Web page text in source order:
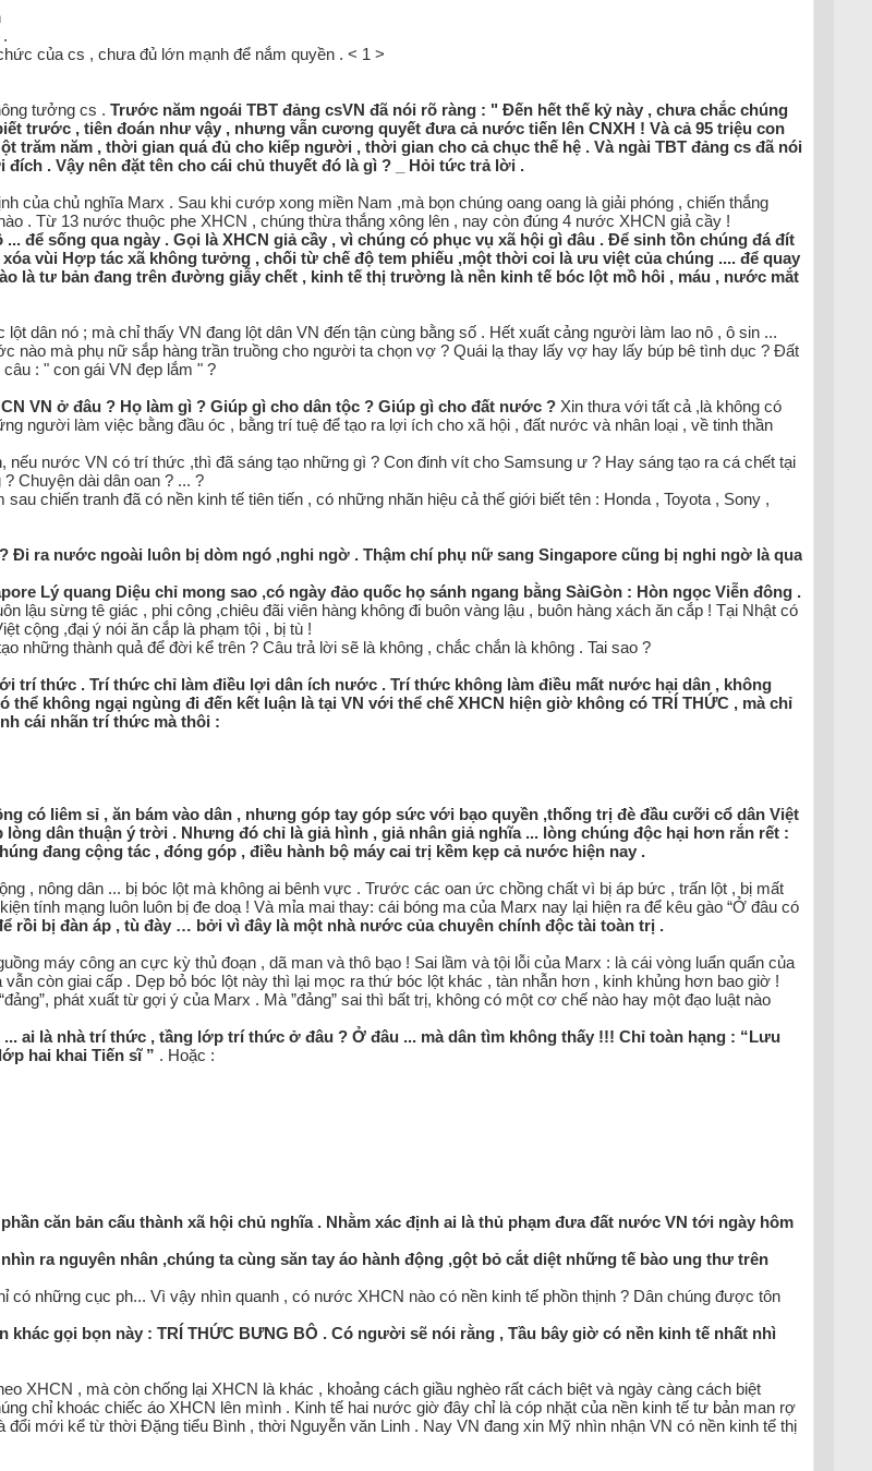
của cs , chưa đủ lớn mạnh để nắm quyền . < 1 >
tưởng cs . Trước năm ngoái TBT đảng csVN đã nói rõ ràng : " Đến hết thế kỷ này , chưa chắc chúng
trước , tiên đoán như vậy , nhưng vẫn cương quyết đưa cả nước tiến lên CNXH ! Và cả 95 triệu con
trăm năm , thời gian quá đủ cho kiếp người , thời gian cho cả chục thế hệ . Và ngài TBT đảng cs đã nói
. Vậy nên đặt tên cho cái chủ thuyết đó là gì ? _ Hỏi tức trả lời .
của chủ nghĩa Marx . Sau khi cướp xong miền Nam ,mà bọn chúng oang oang là giải phóng , chiến thắng
. Từ 13 nước thuộc phe XHCN , chúng thừa thắng xông lên , nay còn đúng 4 nước XHCN giả cầy !
để sống qua ngày . Gọi là XHCN giả cầy , vì chúng có phục vụ xã hội gì đâu . Để sinh tồn chúng đá đít
vùi Hợp tác xã không tưởng , chối từ chế độ tem phiếu ,một thời coi là ưu việt của chúng .... để quay
là tư bản đang trên đường giẫy chết , kinh tế thị trường là nền kinh tế bóc lột mồ hôi , máu , nước mắt
dân nó ; mà chỉ thấy VN đang lột dân VN đến tận cùng bằng số . Hết xuất cảng người làm lao nô , ô sin ...
nào mà phụ nữ sắp hàng trần truồng cho người ta chọn vợ ? Quái lạ thay lấy vợ hay lấy búp bê tình dục ? Đất
: " con gái VN đẹp lắm " ?
VN ở đâu ? Họ làm gì ? Giúp gì cho dân tộc ? Giúp gì cho đất nước ? Xin thưa với tất cả ,là không có
người làm việc bằng đầu óc , bằng trí tuệ để tạo ra lợi ích cho xã hội , đất nước và nhân loại , về tinh thần
nếu nước VN có trí thức ,thì đã sáng tạo những gì ? Con đinh vít cho Samsung ư ? Hay sáng tạo ra cá chết tại
Chuyện dài dân oan ? ... ?
chiến tranh đã có nền kinh tế tiên tiến , có những nhãn hiệu cả thế giới biết tên : Honda , Toyota , Sony ,
Đi ra nước ngoài luôn bị dòm ngó ,nghi ngờ . Thậm chí phụ nữ sang Singapore cũng bị nghi ngờ là qua
Lý quang Diệu chỉ mong sao ,có ngày đảo quốc họ sánh ngang bằng SàiGòn : Hòn ngọc Viễn đông .
lậu sừng tê giác , phi công ,chiêu đãi viên hàng không đi buôn vàng lậu , buôn hàng xách ăn cắp ! Tại Nhật có
cộng ,đại ý nói ăn cắp là phạm tội , bị tù !
những thành quả để đời kể trên ? Câu trả lời sẽ là không , chắc chắn là không . Tai sao ?
trí thức . Trí thức chỉ làm điều lợi dân ích nước . Trí thức không làm điều mất nước hại dân , không
thể không ngại ngùng đi đến kết luận là tại VN với thể chế XHCN hiện giờ không có TRÍ THỨC , mà chỉ
cái nhãn trí thức mà thôi :
có liêm sỉ , ăn bám vào dân , nhưng góp tay góp sức với bạo quyền ,thống trị đè đầu cưỡi cổ dân Việt
dân thuận ý trời . Nhưng đó chỉ là giả hình , giả nhân giả nghĩa ... lòng chúng độc hại hơn rắn rết :
đang cộng tác , đóng góp , điều hành bộ máy cai trị kềm kẹp cả nước hiện nay .
, nông dân ... bị bóc lột mà không ai bênh vực . Trước các oan ức chồng chất vì bị áp bức , trấn lột , bị mất
tính mạng luôn luôn bị đe doạ ! Và mỉa mai thay: cái bóng ma của Marx nay lại hiện ra để kêu gào “Ở đâu có
rồi bị đàn áp , tù đày … bởi vì đây là một nhà nước của chuyên chính độc tài toàn trị .
máy công an cực kỳ thủ đoạn , dã man và thô bạo ! Sai lầm và tội lỗi của Marx : là cái vòng luẩn quẩn của
vẫn còn giai cấp . Dẹp bỏ bóc lột này thì lại mọc ra thứ bóc lột khác , tàn nhẫn hơn , kinh khủng hơn bao giờ !
phát xuất từ gợi ý của Marx . Mà ”đảng” sai thì bất trị, không có một cơ chế nào hay một đạo luật nào
ai là nhà trí thức , tầng lớp trí thức ở đâu ? Ở đâu ... mà dân tìm không thấy !!! Chỉ toàn hạng : “Lưu
hai khai Tiến sĩ ” . Hoặc :
căn bản cấu thành xã hội chủ nghĩa . Nhằm xác định ai là thủ phạm đưa đất nước VN tới ngày hôm
ra nguyên nhân ,chúng ta cùng săn tay áo hành động ,gột bỏ cắt diệt những tế bào ung thư trên
có những cục ph... Vì vậy nhìn quanh , có nước XHCN nào có nền kinh tế phồn thịnh ? Dân chúng được tôn
gọi bọn này : TRÍ THỨC BƯNG BÔ . Có người sẽ nói rằng , Tầu bây giờ có nền kinh tế nhất nhì
XHCN , mà còn chống lại XHCN là khác , khoảng cách giầu nghèo rất cách biệt và ngày càng cách biệt
chỉ khoác chiếc áo XHCN lên mình . Kinh tế hai nước giờ đây chỉ là cóp nhặt của nền kinh tế tư bản man rợ
đổi mới kể từ thời Đặng tiểu Bình , thời Nguyễn văn Linh . Nay VN đang xin Mỹ nhìn nhận VN có nền kinh tế thị